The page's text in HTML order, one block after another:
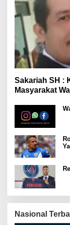
Sakariah SH :
Masyarakat
Nasional